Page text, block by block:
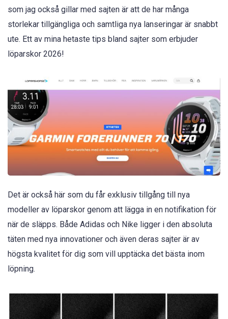
som jag också gillar med sajten är att de har många
storlekar tillgängliga och samtliga nya lanseringar är snabbt
ute. Ett av mina hetaste tips bland sajter som erbjuder
löparskor 2026!
Det är också här som du får exklusiv tillgång till nya
modeller av löparskor genom att lägga in en notifikation för
när de släpps. Både Adidas och Nike ligger i den absoluta
täten med nya innovationer och även deras sajter är av
högsta kvalitet för dig som vill upptäcka det bästa inom
löpning.